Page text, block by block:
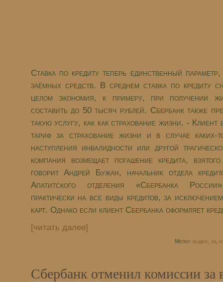
Ставка по кредиту теперь единственный
заёмных средств. В среднем ставка по кредиту
целом экономия, к примеру, при получении
составить до 50 тысяч рублей. Сбербанк также
такую услугу, как как страхование жизни. - Клиент
тариф за страхование жизни и в случае каких-
наступления инвалидности или другой
компания возмещает погашение кредита,
говорит Андрей Бужан, начальник отдела
Апатитского отделения «Сбербанка
практически на все виды кредитов, за
карт. Однако если клиент Сбербанка оформляет
[читать далее]
Метки: выдачу, за,
Сбербанк отменил комиссии за